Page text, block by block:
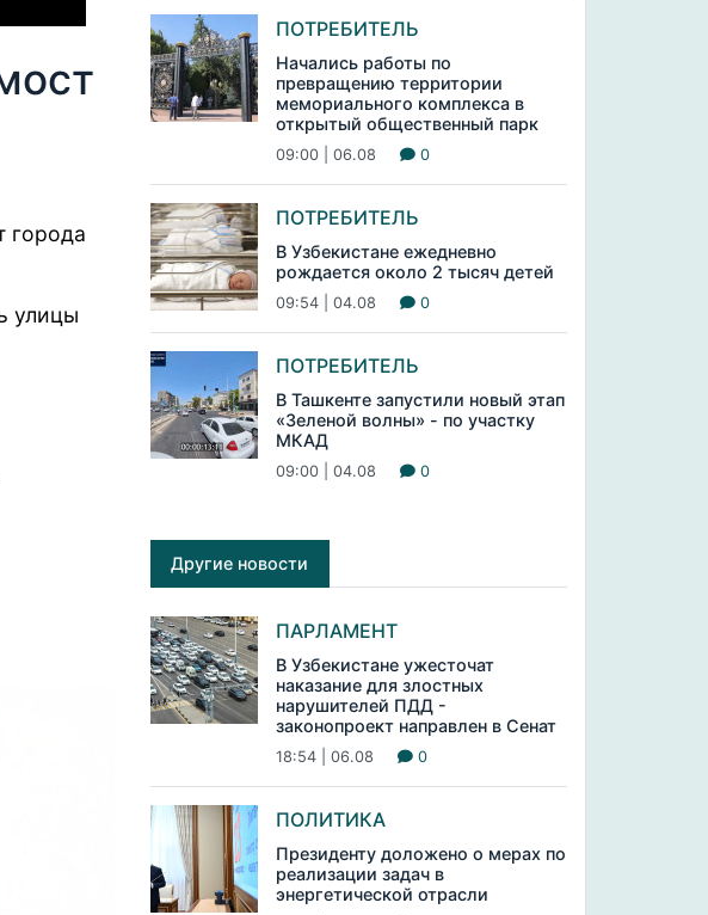
города
улицы
ПОТРЕБИТЕЛЬ
Начались работы по
превращению территории
мемориального комплекса в
открытый общественный парк
09:00 | 06.08 0
ПОТРЕБИТЕЛЬ
В Узбекистане ежедневно
рождается около 2 тысяч детей
09:54 | 04.08 0
ПОТРЕБИТЕЛЬ
В Ташкенте запустили новый этап
«Зеленой волны» - по участку
МКАД
09:00 | 04.08 0
Другие новости
ПАРЛАМЕНТ
В Узбекистане ужесточат
наказание для злостных
нарушителей ПДД -
законопроект направлен в Сенат
18:54 | 06.08 0
ПОЛИТИКА
Президенту доложено о мерах по
реализации задач в
энергетической отрасли